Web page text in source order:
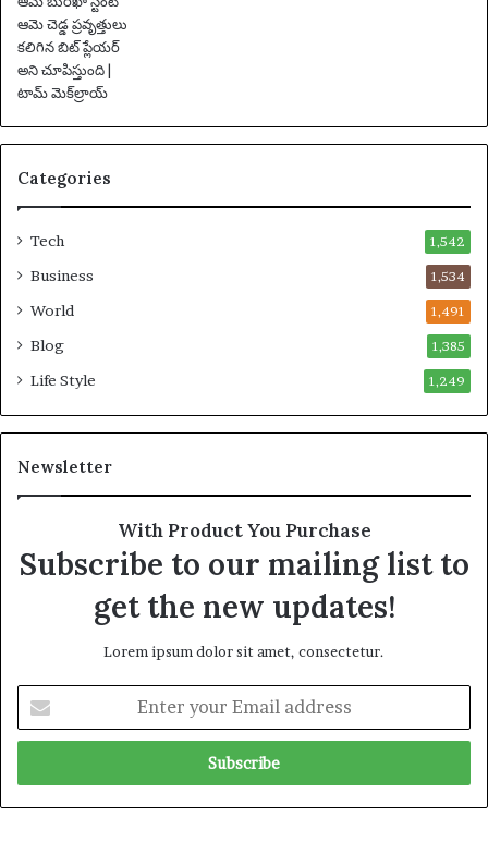
బా
ల్
వా
ర్త
Categories
Tech 1,542
Business 1,534
World 1,491
Blog 1,385
Life Style 1,249
Newsletter
With Product You Purchase
Subscribe to our mailing list to
get the new updates!
Lorem ipsum dolor sit amet, consectetur.
t
r
y